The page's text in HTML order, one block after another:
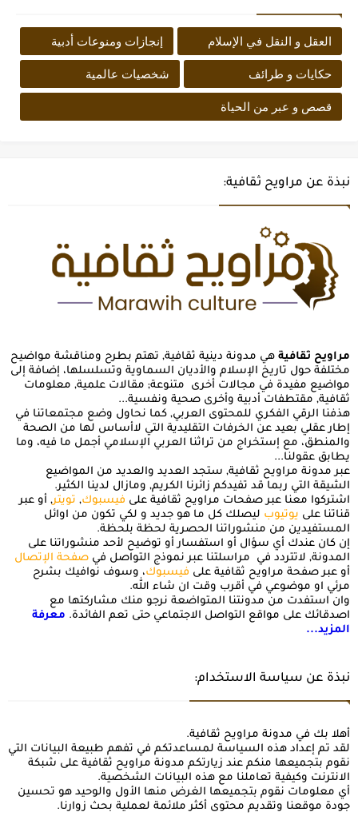
العقل و النقل في الإسلام إنجازات ومنوعات أدبية
حكايات و طرائف شخصيات عالمية
قصص و عبر من الحياة
نبذة عن مراويح ثقافية:
مراويح ثقافية هي مدونة دينية ثقافية, تهتم بطرح ومناقشة مواضيح
مختلفة حول تاريخ الإسلام والأديان السماوية وتسلسلها، إضافة إلى
مواضيع مفيدة في مجالات أخرى متنوعة; مقالات علمية, معلومات
ثقافية, مقتطفات أدبية وأخرى صحية ونفسية...
هذفنا الرقي الفكري للمحتوى العربي, كما نحاول وضع مجتمعاتنا في
إطار عقلي بعيد عن الخرفات التقليدية التي لاأساس لها من الصحة
والمنطق، مع إستخراج من تراثنا العربي الإسلامي أجمل ما فيه، وما
يطابق عقولنا...
عبر مدونة مراويح ثقافية, ستجد العديد والعديد من المواضيع
الشيقة التي ربما قد تفيدكم زائرنا الكريم, ومازال لدينا الكثير.
اشتركوا معنا عبر صفحات مراويح ثقافية على فيسبوك, تويتر, أو عبر
قناتنا على يوتيوب ليصلك كل ما هو جديد و لكي تكون من اوائل
المستفيدين من منشوراتنا الحصرية لحظة بلحظة.
إن كان عندك أي سؤال أو استفسار أو توضيح لأحد منشوراتنا على
المدونة, لاتتردد في مراسلتنا عبر نموذج التواصل في صفحة الإتصال
أو عبر صفحة مراويح ثقافية على فيسبوك، وسوف نوافيك بشرح
مرئي او موضوعي في أقرب وقت ان شاء الله.
وان استفدت من مدونتنا المتواضعة نرجو منك مشاركتها مع
اصدقائك على مواقع التواصل الاجتماعي حتى تعم الفائدة. معرفة
المزيد...
نبذة عن سياسة الاستخدام:
أهلا بك في مدونة مراويح ثقافية.
لقد تم إعداد هذه السياسة لمساعدتكم في تفهم طبيعة البيانات التي
نقوم بتجميعها منكم عند زيارتكم مدونة مراويح ثقافية على شبكة
الانترنت وكيفية تعاملنا مع هذه البيانات الشخصية.
أي معلومات نقوم بتجميعها الغرض منها الأول والوحيد هو تحسين
جودة موقعنا وتقديم محتوى أكثر ملائمة لعملية بحث زوارنا.